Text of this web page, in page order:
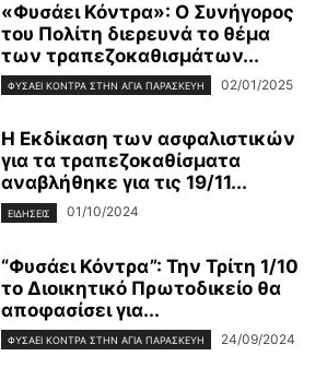
«Φυσάει Κόντρα»: Ο Συνήγορος
του Πολίτη διερευνά το θέμα
των τραπεζοκαθισμάτων...
ΦΥΣΆΕΙ ΚΌΝΤΡΑ ΣΤΗΝ ΑΓΊΑ ΠΑΡΑΣΚΕΥΉ 02/01/2025
Η Εκδίκαση των ασφαλιστικών
για τα τραπεζοκαθίσματα
αναβλήθηκε για τις 19/11...
ΕΙΔΗΣΕΙΣ 01/10/2024
“Φυσάει Κόντρα”: Την Τρίτη 1/10
τo Διοικητικό Πρωτοδικείο θα
αποφασίσει για...
ΦΥΣΆΕΙ ΚΌΝΤΡΑ ΣΤΗΝ ΑΓΊΑ ΠΑΡΑΣΚΕΥΉ 24/09/2024